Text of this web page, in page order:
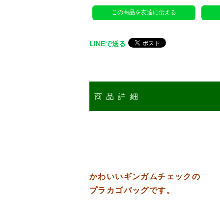
この商品を友達に伝える
LINEで送る
商品詳細
かわいいギンガムチェックの
プラカゴバッグです。